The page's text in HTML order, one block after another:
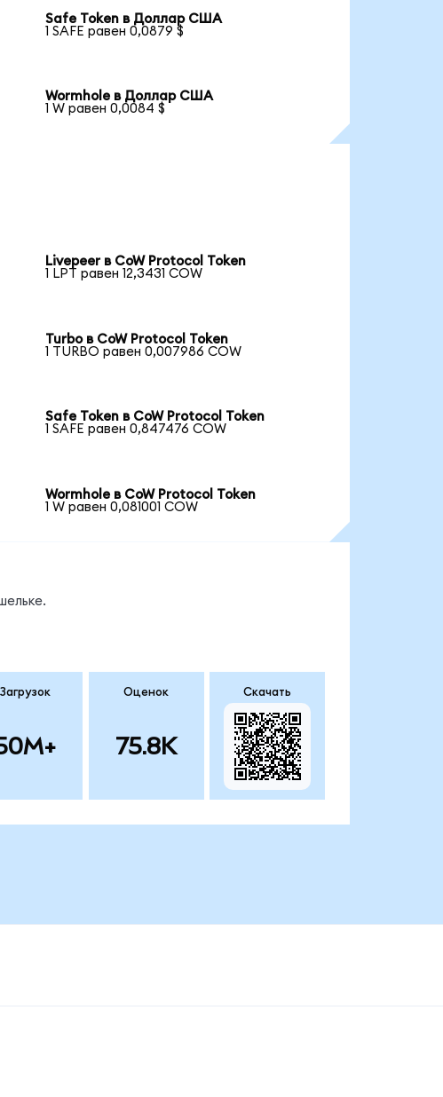
Safe Token в Доллар США
1 SAFE равен 0,0879 $
Wormhole в Доллар США
1 W равен 0,0084 $
Livepeer в CoW Protocol Token
1 LPT равен 12,3431 COW
Turbo в CoW Protocol Token
1 TURBO равен 0,007986 COW
Safe Token в CoW Protocol Token
1 SAFE равен 0,847476 COW
Wormhole в CoW Protocol Token
1 W равен 0,081001 COW
Загрузок Оценок
75.8K
Скачать